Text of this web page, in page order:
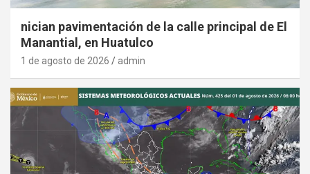
nician pavimentación de la calle principal de El
Manantial, en Huatulco
1 de agosto de 2026 admin